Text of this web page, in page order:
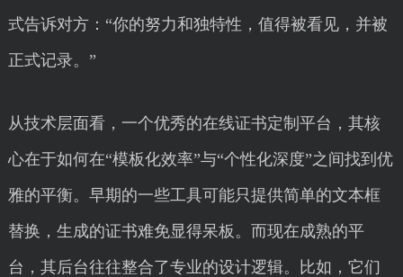
式告诉对方：“你的努力和独特性，值得被看见，并被
正式记录。”
从技术层面看，一个优秀的在线证书定制平台，其核
心在于如何在“模板化效率”与“个性化深度”之间找到优
雅的平衡。早期的一些工具可能只提供简单的文本框
替换，生成的证书难免显得呆板。而现在成熟的平
台，其后台往往整合了专业的设计逻辑。比如，它们